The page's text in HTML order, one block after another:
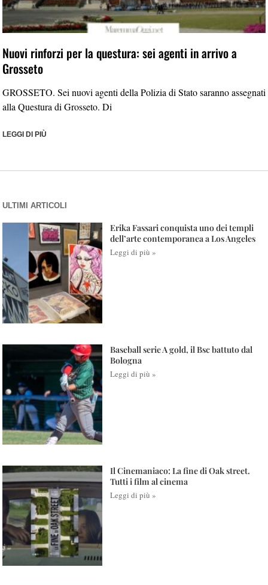
Nuovi rinforzi per la questura: sei agenti in arrivo a
Grosseto
GROSSETO. Sei nuovi agenti della Polizia di Stato saranno assegnati
alla Questura di Grosseto. Di
LEGGI DI PIÙ
ULTIMI ARTICOLI
Erika Fassari conquista uno dei templi
dell’arte contemporanea a Los Angeles
Leggi di più »
Baseball serie A gold, il Bsc battuto dal
Bologna
Leggi di più »
Il Cinemaniaco: La fine di Oak street.
Tutti i film al cinema
Leggi di più »